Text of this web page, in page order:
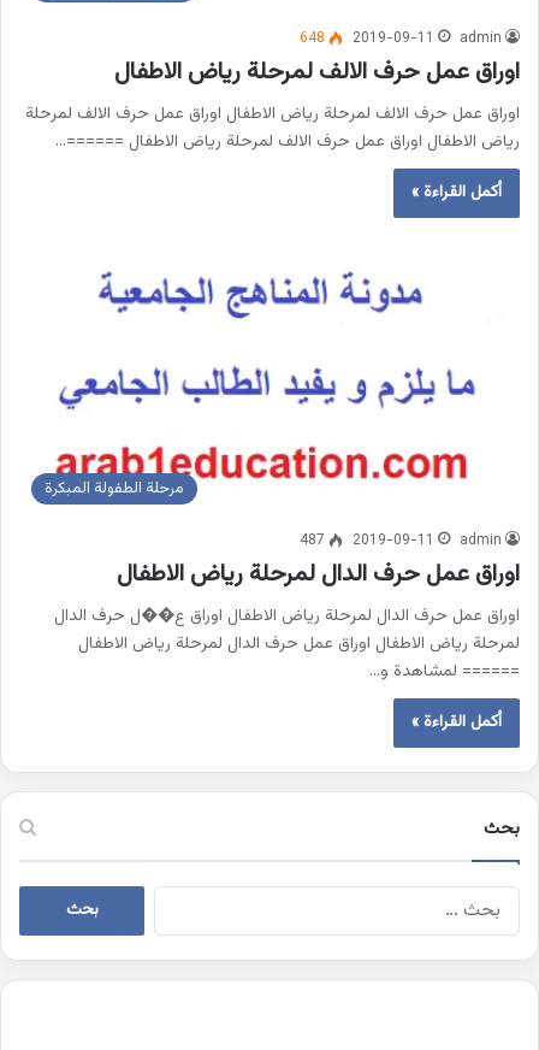
admin
2019-09-11
648
اوراق عمل حرف الالف لمرحلة رياض الاطفال
اوراق عمل حرف الالف لمرحلة رياض الاطفال اوراق عمل حرف الالف لمرحلة
رياض الاطفال اوراق عمل حرف الالف لمرحلة رياض الاطفال ======…
أكمل القراءة »
مرحلة الطفولة المبكرة
admin
2019-09-11
487
اوراق عمل حرف الدال لمرحلة رياض الاطفال
اوراق عمل حرف الدال لمرحلة رياض الاطفال اوراق ع��ل حرف الدال
لمرحلة رياض الاطفال اوراق عمل حرف الدال لمرحلة رياض الاطفال
====== لمشاهدة و…
أكمل القراءة »
بحث
البحث